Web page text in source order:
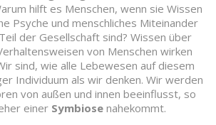
hilft es Menschen, wenn sie Wissen
Psyche und menschliches Miteinander
der Gesellschaft sind? Wissen über
von Menschen wirken
sind, wie alle Lebewesen auf diesem
Individuum als wir denken. Wir werden
von außen und innen beeinflusst, so
einer Symbiose nahekommt.